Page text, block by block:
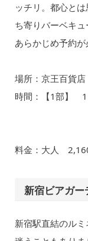
ッチリ。都心と
ち寄りバーベキュ
あらかじめ予約が
場所：京王百貨
時間：【1部】
【2部】
【3部】
料金：大人
新宿ビアガー
新宿駅直結のル